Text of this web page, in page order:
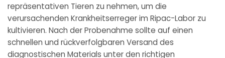
repräsentativen Tieren zu nehmen, um die
verursachenden Krankheitserreger im Ripac-Labor zu
kultivieren. Nach der Probenahme sollte auf einen
schnellen und rückverfolgbaren Versand des
diagnostischen Materials unter den richtigen